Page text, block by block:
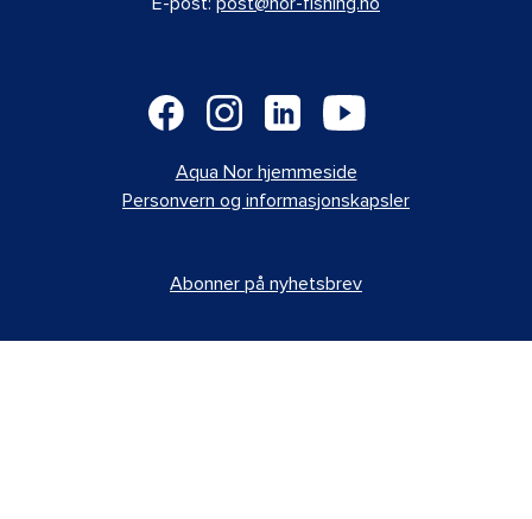
Aqua Nor hjemmeside
Personvern og informasjonskapsler
Abonner på nyhetsbrev